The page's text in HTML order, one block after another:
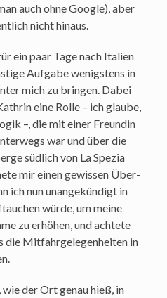
auch ohne Goog­le), aber
nicht hinaus.
ein paar Tage nach Ita­li­en
Auf­ga­be wenigs­tens in
mich zu brin­gen. Dabei
eine Rol­le – ich glau­be,
–, die mit einer Freun­din
war und über die
süd­lich von La Spe­zia
mir einen gewis­sen Über­
ich nun unan­ge­kün­digt in
wür­de, um mei­ne
zu erhö­hen, und ach­te­te
die Mit­fahr­ge­le­gen­hei­ten in
der Ort genau hieß, in